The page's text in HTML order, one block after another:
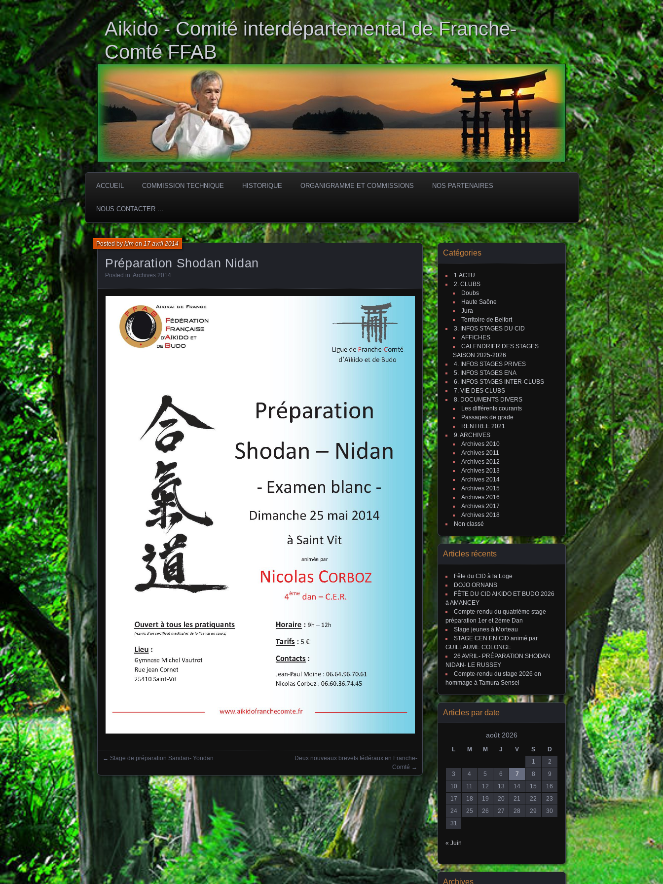
Aikido - Comité interdépartemental de Franche-
Comté FFAB
ACCUEIL COMMISSION TECHNIQUE HISTORIQUE ORGANIGRAMME ET COMMISSIONS NOS PARTENAIRES
NOUS CONTACTER …
Préparation Shodan Nidan
Posted bykimon17 avril 2014
Posted in: Archives 2014.
← Stage de préparation Sandan- Yondan
Deux nouveaux brevets fédéraux en Franche-
Comté →
Catégories
1.ACTU.
2. CLUBS
Doubs
Haute Saône
Jura
Territoire de Belfort
3. INFOS STAGES DU CID
AFFICHES
CALENDRIER DES STAGES
SAISON 2025-2026
4. INFOS STAGES PRIVES
5. INFOS STAGES ENA
6. INFOS STAGES INTER-CLUBS
7. VIE DES CLUBS
8. DOCUMENTS DIVERS
Les différents courants
Passages de grade
RENTREE 2021
9. ARCHIVES
Archives 2010
Archives 2011
Archives 2012
Archives 2013
Archives 2014
Archives 2015
Archives 2016
Archives 2017
Archives 2018
Non classé
Articles récents
Fête du CID à la Loge
DOJO ORNANS
FÊTE DU CID AIKIDO ET BUDO 2026
à AMANCEY
Compte-rendu du quatrième stage
préparation 1er et 2ème Dan
Stage jeunes à Morteau
STAGE CEN EN CID animé par
GUILLAUME COLONGE
26 AVRIL- PRÉPARATION SHODAN
NIDAN- LE RUSSEY
Compte-rendu du stage 2026 en
hommage à Tamura Sensei
Articles par date
août 2026
L M M J V S
D
1
2
3
4 5 6 7 8
9
10
11 12 13 14 15
16
17
18 19 20 21 22
23
24
25 26 27 28 29
30
31
« Juin
Archives